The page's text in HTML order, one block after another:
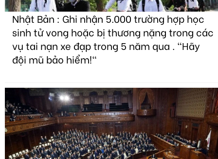
Nhật Bản : Ghi nhận 5.000 trường hợp học
sinh tử vong hoặc bị thương nặng trong các
vụ tai nạn xe đạp trong 5 năm qua . "Hãy
đội mũ bảo hiểm!"